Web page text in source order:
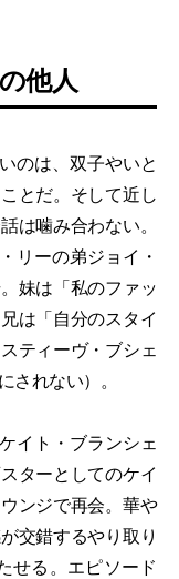
他人
のは、双子やいと
とだ。そして近し
は噛み合わない。
リーの弟ジョイ・
妹は「私のファッ
は「自分のスタイ
ティーヴ・ブシェ
されない）。
イト・ブランシェ
ターとしてのケイ
ンジで再会。華や
交錯するやり取り
せる。エピソード